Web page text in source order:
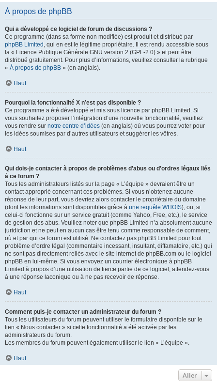
À propos de phpBB
Qui a développé ce logiciel de forum de discussions ?
Ce programme (dans sa forme non modifiée) est produit et distribué par
phpBB Limited , qui en est le légitime propriétaire. Il est rendu accessible sous
la « Licence Publique Générale GNU version 2 (GPL-2.0) » et peut être
distribué gratuitement. Pour plus d’informations, veuillez consulter la rubrique
« À propos de phpBB » (en anglais).
Haut
Pourquoi la fonctionnalité X n’est pas disponible ?
Ce programme a été développé et mis sous licence par phpBB Limited. Si
vous souhaitez proposer l’intégration d’une nouvelle fonctionnalité, veuillez
vous rendre sur notre centre d’idées (en anglais) où vous pourrez voter pour
les idées soumises par d’autres utilisateurs et suggérer les vôtres.
Haut
Qui dois-je contacter à propos de problèmes d’abus ou d’ordres légaux liés
à ce forum ?
Tous les administrateurs listés sur la page « L’équipe » devraient être un
contact approprié concernant ces problèmes. Si vous n’obtenez aucune
réponse de leur part, vous devriez alors contacter le propriétaire du domaine
(dont les informations sont disponibles grâce à une requête WHOIS), ou, si
celui-ci fonctionne sur un service gratuit (comme Yahoo, Free, etc.), le service
de gestion des abus. Veuillez noter que phpBB Limited n’a absolument aucune
juridiction et ne peut en aucun cas être tenu comme responsable de comment,
où et par qui ce forum est utilisé. Ne contactez pas phpBB Limited pour tout
problème d’ordre légal (commentaire incessant, insultant, diffamatoire, etc.) qui
ne sont pas directement reliés avec le site internet de phpBB.com ou le logiciel
phpBB en lui-même. Si vous envoyez un courrier électronique à phpBB
Limited à propos d’une utilisation de tierce partie de ce logiciel, attendez-vous
à une réponse laconique ou à ne pas recevoir de réponse.
Haut
Comment puis-je contacter un administrateur du forum ?
Tous les utilisateurs du forum peuvent utiliser le formulaire disponible sur le
lien « Nous contacter » si cette fonctionnalité a été activée par les
administrateurs du forum.
Les membres du forum peuvent également utiliser le lien « L’équipe ».
Haut
Aller